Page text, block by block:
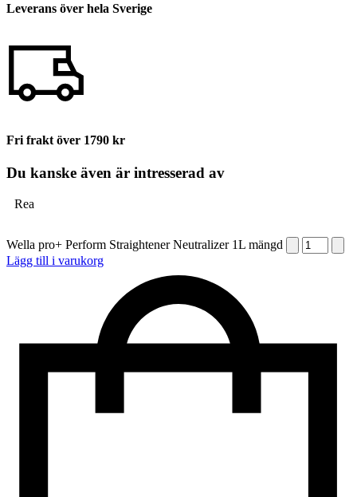
Leverans över hela Sverige
Fri frakt över 1790 kr
Du kanske även är intresserad av
Rea
Wella pro+ Perform Straightener Neutralizer 1L mängd
Lägg till i varukorg